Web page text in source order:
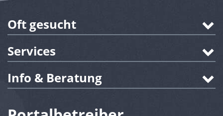
Oft gesucht
Services
Info & Beratung